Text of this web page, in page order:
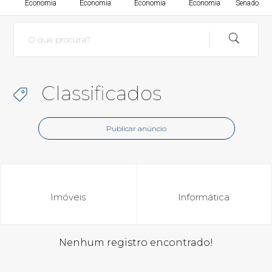
Economia Economia Economia Economia Senado
Classificados
Publicar anúncio
Imóveis Informática
Nenhum registro encontrado!